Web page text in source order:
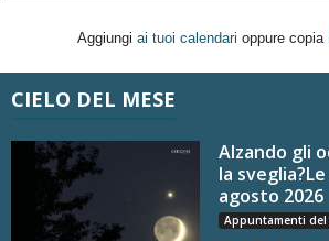
Aggiungi ai tuoi calendari oppure copia
CIELO DEL MESE
Alzando gli
la
agosto 2026
Appuntamenti del